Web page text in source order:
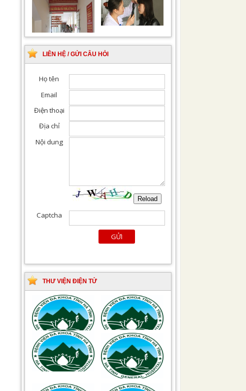
Khám Ngoại khoa
Đội ngũ hướng dẫn
chuyên nghiệp, tận tình
LIÊN HỆ / GỬI CÂU HỎI
THƯ VIỆN ĐIỆN TỬ
Tài liệu Hướng dẫn
phòng ngừa nhiễm
khuẩn vết mổ
Hướng dẫn chẩn đoán
và điều trị một số bệnh
truyền nhiễm